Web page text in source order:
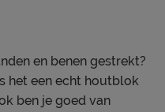
en benen gestrekt?
het een echt houtblok
ben je goed van